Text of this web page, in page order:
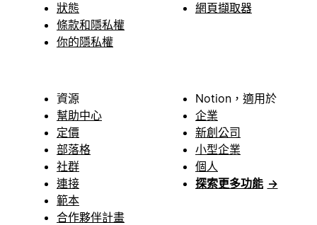
狀態
條款和隱私權
你的隱私權
網頁擷取器
資源
幫助中心
定價
部落格
社群
連接
範本
合作夥伴計畫
Notion，適用於
企業
新創公司
小型企業
個人
探索更多功能 →